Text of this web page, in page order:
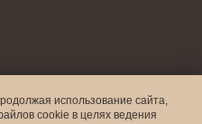
использование сайта,
cookie в целях ведения